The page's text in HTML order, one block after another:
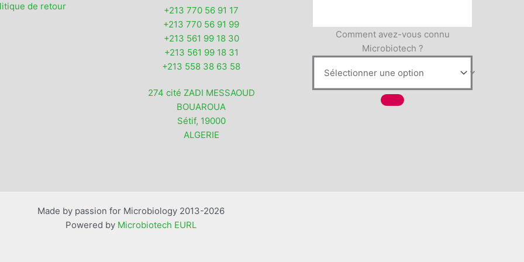
de retour
+213 770 56 91 17
+213 770 56 91 99
+213 561 99 18 30
+213 561 99 18 31
+213 558 38 63 58
274 cité ZADI MESSAOUD
BOUAROUA
Sétif, 19000
ALGERIE
Comment avez-vous connu
Microbiotech ?
Made by passion for Microbiology 2013-2026
Powered by Microbiotech EURL